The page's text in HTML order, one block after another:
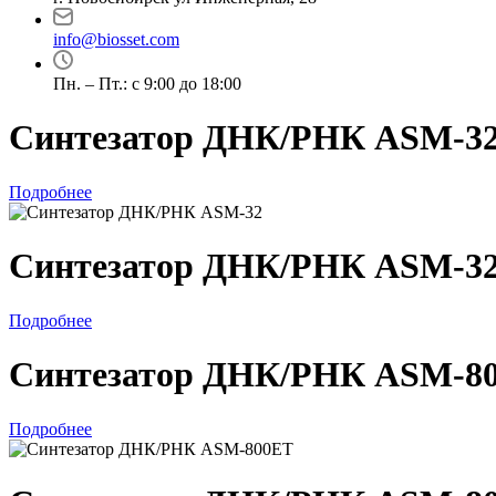
info@biosset.com
Пн. – Пт.: с 9:00 до 18:00
Синтезатор ДНК/РНК ASM-­
Подробнее
Синтезатор ДНК/РНК ASM-­
Подробнее
Синтезатор ДНК/РНК ASM-
Подробнее